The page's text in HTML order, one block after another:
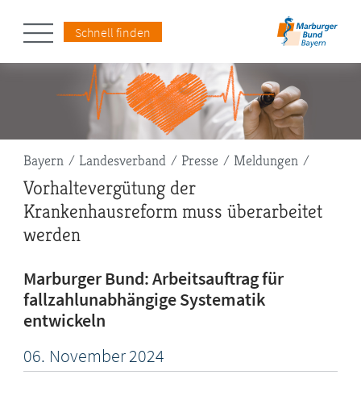
Schnell finden
Pfadnavigation
Bayern Landesverband Presse Meldungen
Vorhaltevergütung der
Krankenhausreform muss überarbeitet
werden
Marburger Bund: Arbeitsauftrag für
fallzahlunabhängige Systematik
entwickeln
06. November2024